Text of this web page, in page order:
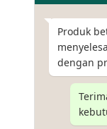
Produk
dengan